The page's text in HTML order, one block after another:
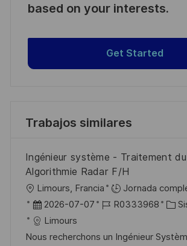
based on your interests.
Get Started
Trabajos similares
Ingénieur système - Traitement
Algorithmie Radar F/H
U
b
c
Limours, Francia
Jornada
F
e
c
2026-07-07
I
d
R0333968
C
t
Limours
Nous recherchons un Ingénieur